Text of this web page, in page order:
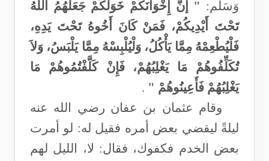
وَسَلَّم: " إنَّ إِخْوَانَكُمْ خَوَلُكُمْ جَعَلَهُمُ اللَّهُ
تَحْتَ أَيْدِيكُمْ، فَمَنْ كَانَ أَخُوهُ تَحْتَ يَدِهِ،
فَلْيُطْعِمْهُ مِمَّا يَأْكُلُ، وَلْيُلْبِسْهُ مِمَّا يَلْبَسُ، وَلاَ
تُكَلِّفُوهُمْ مَا يَغْلِبُهُمْ، فَإِنْ كَلَّفْتُمُوهُمْ مَا
يَغْلِبُهُمْ فَأَعِينُوهُمْ " .
وقام عثمان بن عفان رضي الله عنه
ليلةً ليقضي بعض أمره فقيل له: لو أمرت
بعض الخدم فكفوك، فقال‏:‏ لا، الليل لهم